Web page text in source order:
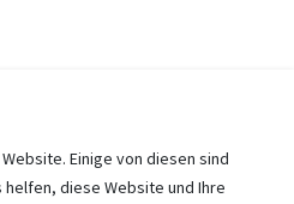
Einige von diesen sind
diese Website und Ihre